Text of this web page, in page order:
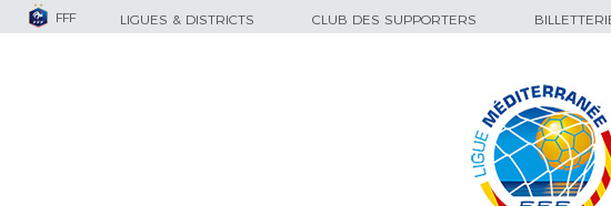
FFF LIGUES & DISTRICTS CLUB DES SUPPORTERS